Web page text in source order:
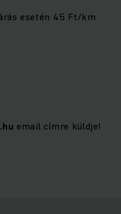
esetén 45 Ft/km
email címre küldje!